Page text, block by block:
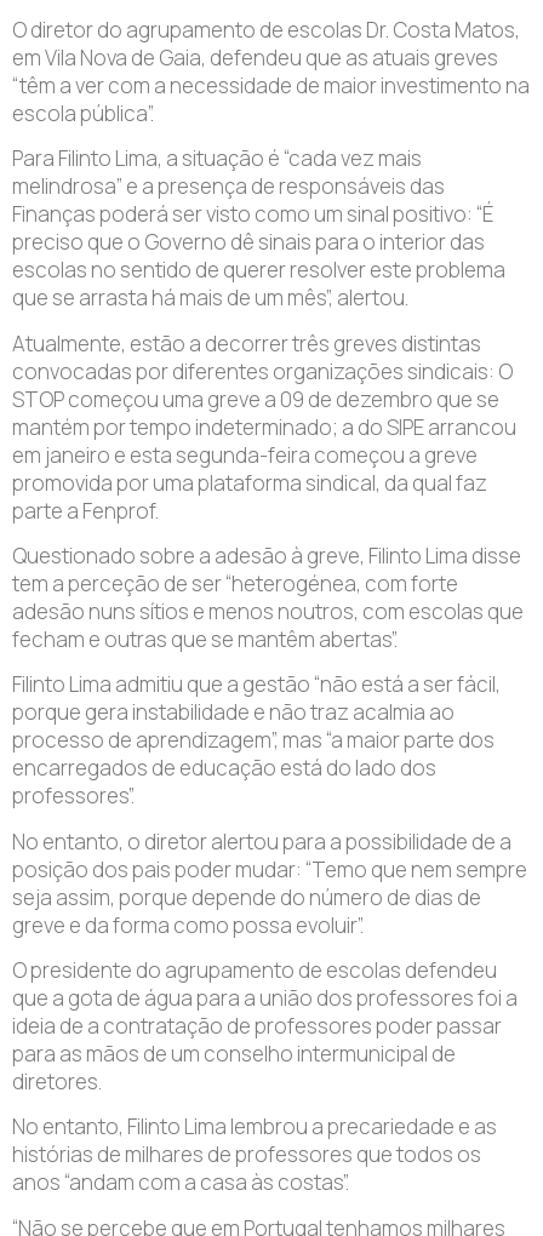
O diretor do agrupamento de escolas Dr. Costa Matos,
em Vila Nova de Gaia, defendeu que as atuais greves
“têm a ver com a necessidade de maior investimento na
escola pública”.
Para Filinto Lima, a situação é “cada vez mais
melindrosa” e a presença de responsáveis das
Finanças poderá ser visto como um sinal positivo: “É
preciso que o Governo dê sinais para o interior das
escolas no sentido de querer resolver este problema
que se arrasta há mais de um mês”, alertou.
Atualmente, estão a decorrer três greves distintas
convocadas por diferentes organizações sindicais: O
STOP começou uma greve a 09 de dezembro que se
mantém por tempo indeterminado; a do SIPE arrancou
em janeiro e esta segunda-feira começou a greve
promovida por uma plataforma sindical, da qual faz
parte a Fenprof.
Questionado sobre a adesão à greve, Filinto Lima disse
tem a perceção de ser “heterogénea, com forte
adesão nuns sítios e menos noutros, com escolas que
fecham e outras que se mantêm abertas”.
Filinto Lima admitiu que a gestão “não está a ser fácil,
porque gera instabilidade e não traz acalmia ao
processo de aprendizagem”, mas “a maior parte dos
encarregados de educação está do lado dos
professores”.
No entanto, o diretor alertou para a possibilidade de a
posição dos pais poder mudar: “Temo que nem sempre
seja assim, porque depende do número de dias de
greve e da forma como possa evoluir”.
O presidente do agrupamento de escolas defendeu
que a gota de água para a união dos professores foi a
ideia de a contratação de professores poder passar
para as mãos de um conselho intermunicipal de
diretores.
No entanto, Filinto Lima lembrou a precariedade e as
histórias de milhares de professores que todos os
anos “andam com a casa às costas”.
“Não se percebe que em Portugal tenhamos milhares